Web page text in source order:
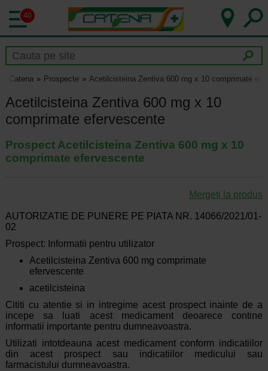
40
Catena Prospecte Acetilcisteina Zentiva 600 mg x 10 comprimate
Acetilcisteina Zentiva 600 mg x 10
comprimate efervescente
Prospect Acetilcisteina Zentiva 600 mg x 10
comprimate efervescente
Mergeti la produs
AUTORIZATIE DE PUNERE PE PIATA NR. 14066/2021/01-
02
Prospect: Informatii pentru utilizator
Acetilcisteina Zentiva 600 mg comprimate
efervescente
acetilcisteina
Cititi cu atentie si in intregime acest prospect inainte de a
incepe sa luati acest medicament deoarece contine
informatii importante pentru dumneavoastra.
Utilizati intotdeauna acest medicament conform indicatiilor
din acest prospect sau indicatiilor medicului sau
farmacistului dumneavoastra.